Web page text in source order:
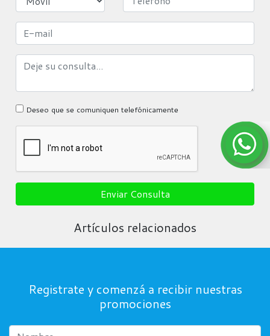
Deseo que se comuniquen telefónicamente
Enviar Consulta
Artículos relacionados
Registrate y comenzá a recibir nuestras
promociones